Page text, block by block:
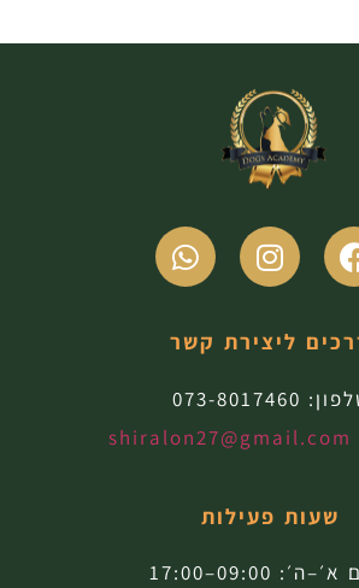
ליצירת קשר
073-8017460
shiralon27@gmail.com
שעות פעילות
09:00–17:00